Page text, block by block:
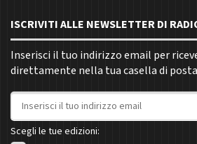
ISCRIVITI ALLE NEWSLETTER DI
Inserisci il tuo indirizzo email per
direttamente nella tua casella di
Indirizzo email
Scegli le tue edizioni: